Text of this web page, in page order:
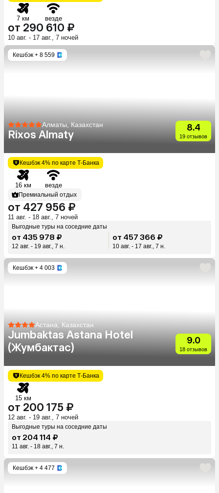
7 км везде
от 290 610 ₽
10 авг. - 17 авг., 7 ночей
Кешбэк + 8 559
Алматы, Казахстан
Rixos Almaty
8.4
19 отзывов
Кешбэк 4% по карте Т-Банка
16 км везде
Премиальный отдых
от 427 956 ₽
11 авг. - 18 авг., 7 ночей
Выгодные туры на соседние даты
от 435 978 ₽
12 авг. - 19 авг., 7 н.
от 457 366 ₽
10 авг. - 17 авг., 7 н.
Кешбэк + 4 003
Астана, Казахстан
Jumbaktas Astana Hotel
(Жумбактас)
9.0
18 отзывов
Кешбэк 4% по карте Т-Банка
15 км
от 200 175 ₽
12 авг. - 19 авг., 7 ночей
Выгодные туры на соседние даты
от 204 114 ₽
11 авг. - 18 авг., 7 н.
Кешбэк + 4 477